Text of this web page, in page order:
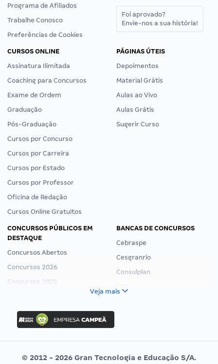
Programa de Afiliados
Trabalhe Conosco
Preferências de Cookies
Foi aprovado?
Envie-nos a sua história!
CURSOS ONLINE
Assinatura Ilimitada
Coaching para Concursos
Exame de Ordem
Graduação
Pós-Graduação
Cursos por Concurso
Cursos por Carreira
Cursos por Estado
Cursos por Professor
Oficina de Redação
Cursos Online Gratuitos
PÁGINAS ÚTEIS
Depoimentos
Material Grátis
Aulas ao Vivo
Aulas Grátis
Sugerir Curso
CONCURSOS PÚBLICOS EM
DESTAQUE
Concursos Abertos
Concursos 2026
Concursos 2025
Concurso Nacional Unificado
Concurso Ibama
Concurso MPU
Editais publicados
BANCAS DE CONCURSOS
Cebraspe
Cesgranrio
Consulplan
Vunesp
Veja mais
© 2012 - 2026 Gran Tecnologia e Educação S/A.